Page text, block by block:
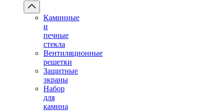
Каминные
и
печные
стекла
Вентиляционные
решетки
Защитные
экраны
Набор
для
камина